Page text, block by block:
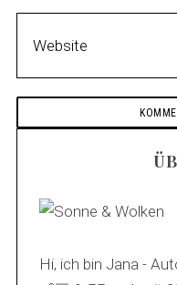
Hi, ich bin Jana -